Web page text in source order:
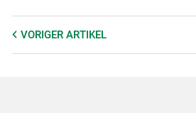
VORIGER ARTIKEL